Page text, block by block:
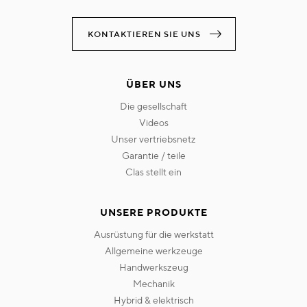
KONTAKTIEREN SIE UNS
ÜBER UNS
die gesellschaft
videos
unser vertriebsnetz
garantie / teile
clas stellt ein
UNSERE PRODUKTE
ausrüstung für die werkstatt
allgemeine werkzeuge
handwerkszeug
mechanik
hybrid & elektrisch